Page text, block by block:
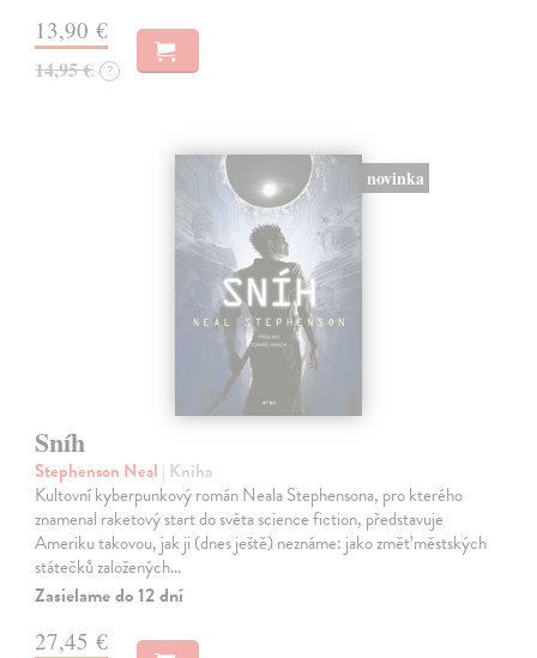
13,90 €
14,95 € ?
novinka
Sníh
Stephenson Neal | Kniha
Kultovní kyberpunkový román Neala Stephensona, pro kterého
znamenal raketový start do světa science fiction, představuje
Ameriku takovou, jak ji (dnes ještě) neznáme: jako změť městských
státečků založených…
Zasielame do 12 dní
27,45 €